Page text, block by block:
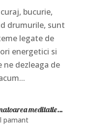
bucurie,
drumurile, sunt
legate de
energetici si
ne dezleaga de
meditatie…
pamant